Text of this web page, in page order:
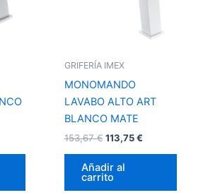
GRIFERÍA IMEX
MONOMANDO
LAVABO ALTO ART
BLANCO MATE
153,67€ 113,75€
Añadir al
carrito